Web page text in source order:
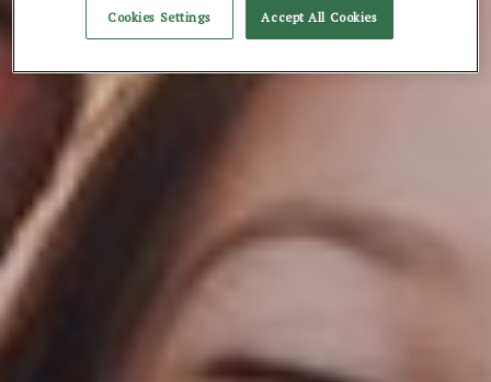
Cookies Settings Accept All Cookies